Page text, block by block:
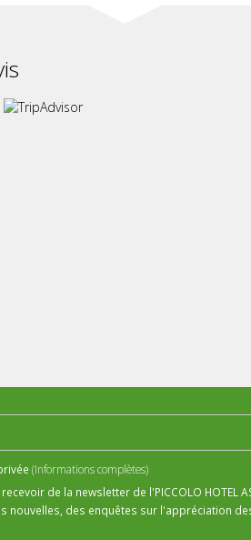
(Informations complètes)
de la newsletter de l'PICCOLO HOTEL
nouvelles, des enquêtes sur l'appréciation